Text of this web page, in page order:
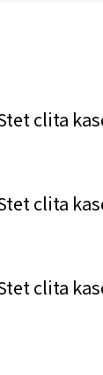
clita
clita
clita